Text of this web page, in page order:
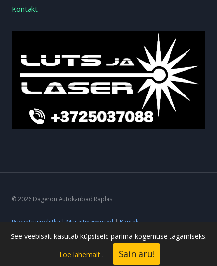
Kontakt
© 2026 Dageron Autokaubad Raplas
Privaatsuspoliitka | Müügitingimused | Kontakt
Powered by ideearendus.ee
See veebisait kasutab küpsiseid parima kogemuse tagamiseks.
Loe lähemalt . Sain aru!